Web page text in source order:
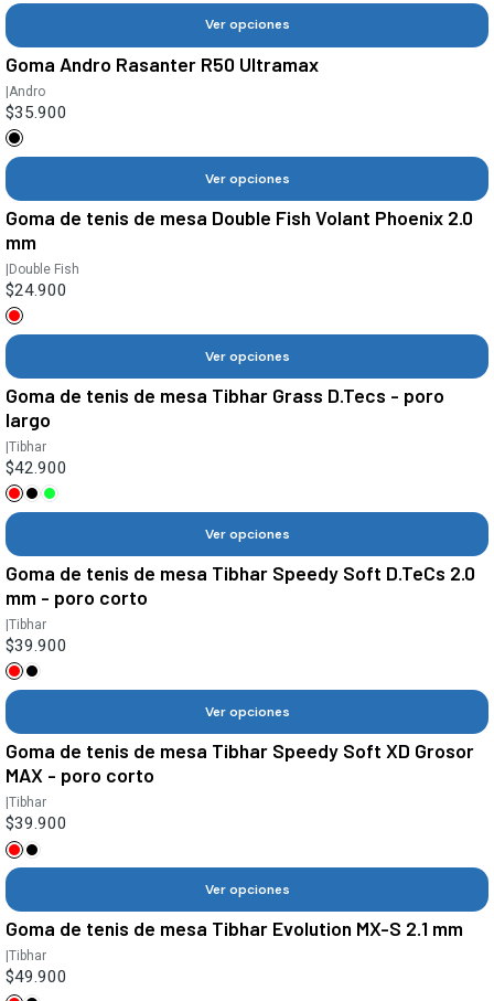
Ver opciones
Goma Andro Rasanter R50 Ultramax
|Andro
$35.900
Ver opciones
Goma de tenis de mesa Double Fish Volant Phoenix 2.0
mm
|Double Fish
$24.900
Ver opciones
Goma de tenis de mesa Tibhar Grass D.Tecs - poro
largo
|Tibhar
$42.900
Ver opciones
Goma de tenis de mesa Tibhar Speedy Soft D.TeCs 2.0
mm - poro corto
|Tibhar
$39.900
Ver opciones
Goma de tenis de mesa Tibhar Speedy Soft XD Grosor
MAX - poro corto
|Tibhar
$39.900
Ver opciones
Goma de tenis de mesa Tibhar Evolution MX-S 2.1 mm
|Tibhar
$49.900